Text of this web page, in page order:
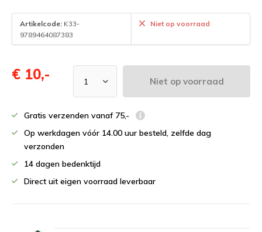
Artikelcode: K33-
9789464087383
Niet op voorraad
€ 10,- Niet op voorraad
Gratis verzenden vanaf 75,-
Op werkdagen vóór 14.00 uur besteld, zelfde dag
verzonden
14 dagen bedenktijd
Direct uit eigen voorraad leverbaar